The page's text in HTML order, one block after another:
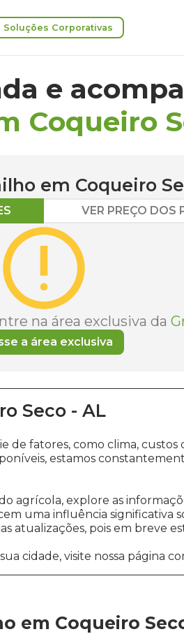
Soluções Corporativas
e
Coqueiro
em Coqueiro
VER PREÇO DOS
na área exclusiva da
a área exclusiva
Seco - AL
de fatores, como clima,
estamos
agrícola, explore as
uma influência significativa
pois em breve
cidade, visite nossa página
em Coqueiro